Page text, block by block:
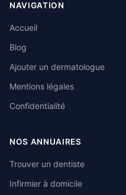
NAVIGATION
Accueil
Blog
Ajouter un dermatologue
Mentions légales
Confidentialité
NOS ANNUAIRES
Trouver un dentiste
Infirmier à domicile